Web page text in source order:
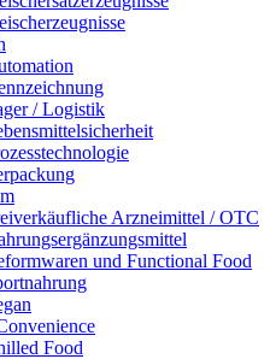
/ Logistik
Arzneimittel / OTC
und Functional Food
Food